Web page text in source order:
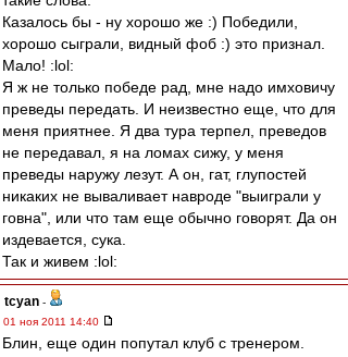
Казалось бы - ну хорошо же :) Победили,
хорошо сыграли, видный фоб :) это признал.
Мало! :lol:
Я ж не только победе рад, мне надо имховичу
преведы передать. И неизвестно еще, что для
меня приятнее. Я два тура терпел, преведов
не передавал, я на ломах сижу, у меня
преведы наружу лезут. А он, гат, глупостей
никаких не вываливает навроде "выиграли у
говна", или что там еще обычно говорят. Да он
издевается, сука.
Так и живем :lol:
tcyan -
01 ноя 2011 14:40
Блин, еще один попутал клуб с тренером.